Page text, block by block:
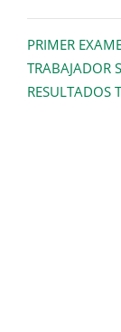
PRIMER
TRABAJADOR
RESULTADOS